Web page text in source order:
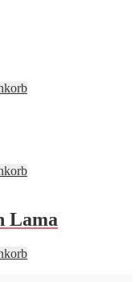
Lama